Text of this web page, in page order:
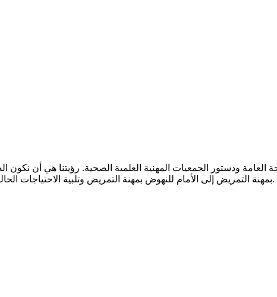
للممرضات والممرضات من قبل مجلس الأمناء في مايو 2018 وفقا للائحة العامة ودستور الجمعيات المهنية العلمية
بمهنة التمريض إلى الأمام للنهوض بمهنة التمريض وتلبية الاحتياجات الحالية والمستقبلية للمجتمع السعودي.